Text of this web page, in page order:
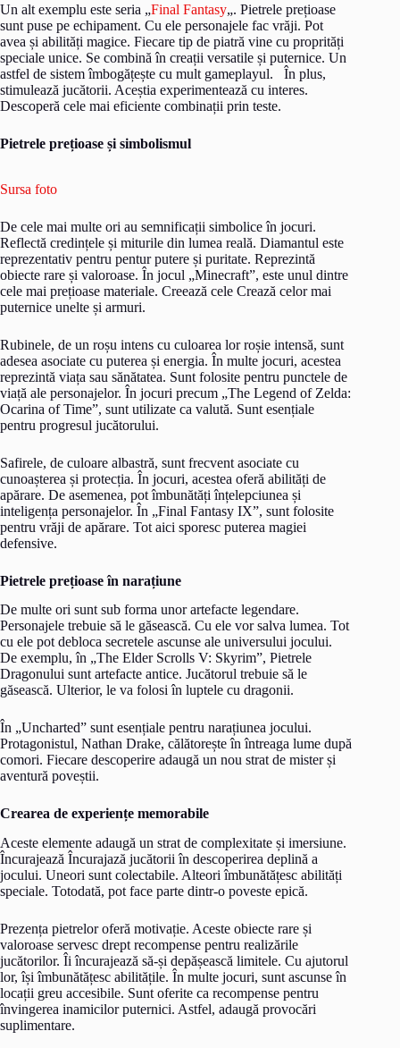
Un alt exemplu este seria „Final Fantasy„. Pietrele prețioase
sunt puse pe echipament. Cu ele personajele fac vrăji. Pot
avea și abilități magice. Fiecare tip de piatră vine cu proprități
speciale unice. Se combină în creații versatile și puternice. Un
astfel de sistem îmbogățește cu mult gameplayul. În plus,
stimulează jucătorii. Aceștia experimentează cu interes.
Descoperă cele mai eficiente combinații prin teste.
Pietrele prețioase și simbolismul
Sursa foto
De cele mai multe ori au semnificații simbolice în jocuri.
Reflectă credințele și miturile din lumea reală. Diamantul este
reprezentativ pentru pentur putere și puritate. Reprezintă
obiecte rare și valoroase. În jocul „Minecraft”, este unul dintre
cele mai prețioase materiale. Creează cele Crează celor mai
puternice unelte și armuri.
Rubinele, de un roșu intens cu culoarea lor roșie intensă, sunt
adesea asociate cu puterea și energia. În multe jocuri, acestea
reprezintă viața sau sănătatea. Sunt folosite pentru punctele de
viață ale personajelor. În jocuri precum „The Legend of Zelda:
Ocarina of Time”, sunt utilizate ca valută. Sunt esențiale
pentru progresul jucătorului.
Safirele, de culoare albastră, sunt frecvent asociate cu
cunoașterea și protecția. În jocuri, acestea oferă abilități de
apărare. De asemenea, pot îmbunătăți înțelepciunea și
inteligența personajelor. În „Final Fantasy IX”, sunt folosite
pentru vrăji de apărare. Tot aici sporesc puterea magiei
defensive.
Pietrele prețioase în narațiune
De multe ori sunt sub forma unor artefacte legendare.
Personajele trebuie să le găsească. Cu ele vor salva lumea. Tot
cu ele pot debloca secretele ascunse ale universului jocului.
De exemplu, în „The Elder Scrolls V: Skyrim”, Pietrele
Dragonului sunt artefacte antice. Jucătorul trebuie să le
găsească. Ulterior, le va folosi în luptele cu dragonii.
În „Uncharted” sunt esențiale pentru narațiunea jocului.
Protagonistul, Nathan Drake, călătorește în întreaga lume după
comori. Fiecare descoperire adaugă un nou strat de mister și
aventură poveștii.
Crearea de experiențe memorabile
Aceste elemente adaugă un strat de complexitate și imersiune.
Încurajează Încurajază jucătorii în descoperirea deplină a
jocului. Uneori sunt colectabile. Alteori îmbunătățesc abilități
speciale. Totodată, pot face parte dintr-o poveste epică.
Prezența pietrelor oferă motivație. Aceste obiecte rare și
valoroase servesc drept recompense pentru realizările
jucătorilor. Îi încurajează să-și depășească limitele. Cu ajutorul
lor, își îmbunătățesc abilitățile. În multe jocuri, sunt ascunse în
locații greu accesibile. Sunt oferite ca recompense pentru
învingerea inamicilor puternici. Astfel, adaugă provocări
suplimentare.